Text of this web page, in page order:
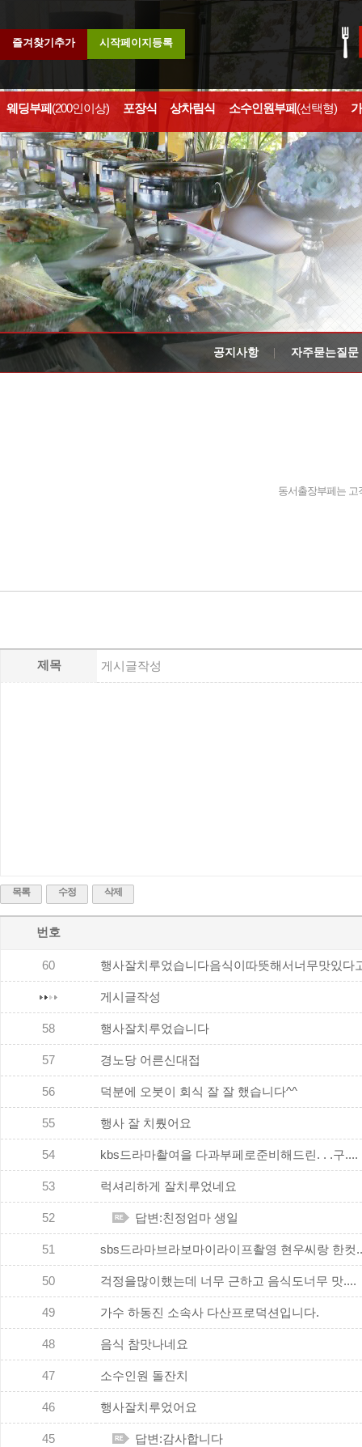
즐겨찾기추가 시작페이지등록
웨딩부페(200인이상) 포장식 상차림식 소수인원부페(선택형)
공지사항 자주묻는질문
동서출장부페는 고
제목 게시글작성
목록 수정 삭제
번호
60 행사잘치루었습니다음식이따뜻해서너무맛있다
게시글작성
58 행사잘치루었습니다
57 경노당 어른신대접
56 덕분에 오붓이 회식 잘 잘 했습니다^^
55 행사 잘 치뤘어요
54 kbs드라마촬여을 다과부페로준비해드린. . .구....
53 럭셔리하게 잘치루었네요
52 답변:친정엄마 생일
51 sbs드라마브라보마이라이프촬영 현우씨랑 한컷
50 걱정을많이했는데 너무 근하고 음식도너무 맛....
49 가수 하동진 소속사 다산프로덕션입니다.
48 음식 참맛나네요
47 소수인원 돌잔치
46 행사잘치루었어요
45 답변:감사합니다